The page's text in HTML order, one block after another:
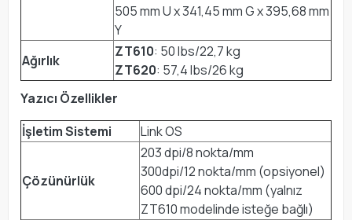
505 mm U x 341,45 mm G x 395,68 mm
Y
Ağırlık
ZT610: 50 lbs/22,7 kg
ZT620: 57,4 lbs/26 kg
Yazıcı Özellikler
İşletim Sistemi
Link OS
Çözünürlük
203 dpi/8 nokta/mm
300dpi/12 nokta/mm (opsiyonel)
600 dpi/24 nokta/mm (yalnız
ZT610 modelinde isteğe bağlı)